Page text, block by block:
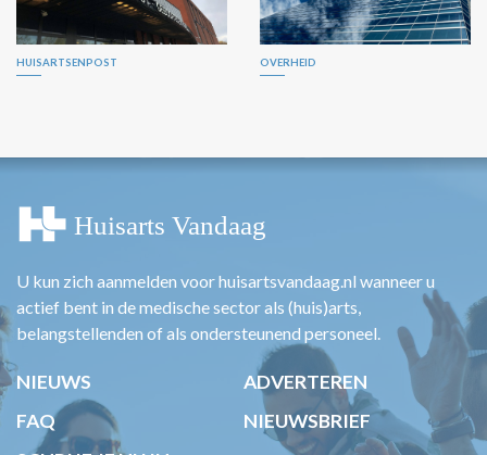
HUISARTSENPOST OVERHEID
U kun zich aanmelden voor huisartsvandaag.nl wanneer u
actief bent in de medische sector als (huis)arts,
belangstellenden of als ondersteunend personeel.
NIEUWS
ADVERTEREN
FAQ
NIEUWSBRIEF